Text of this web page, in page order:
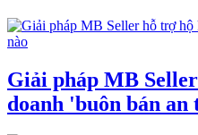
Giải pháp MB
doanh 'buôn bán an